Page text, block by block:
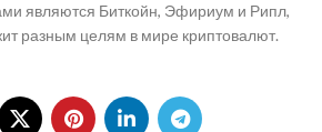
являются Биткойн, Эфириум и Рипл,
разным целям в мире криптовалют.